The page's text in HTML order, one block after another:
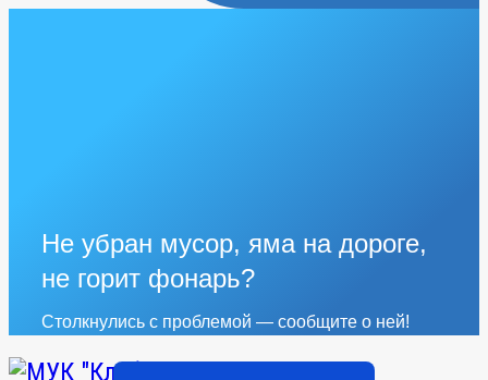
Не убран мусор, яма на дороге,
не горит фонарь?
Столкнулись с проблемой — сообщите о ней!